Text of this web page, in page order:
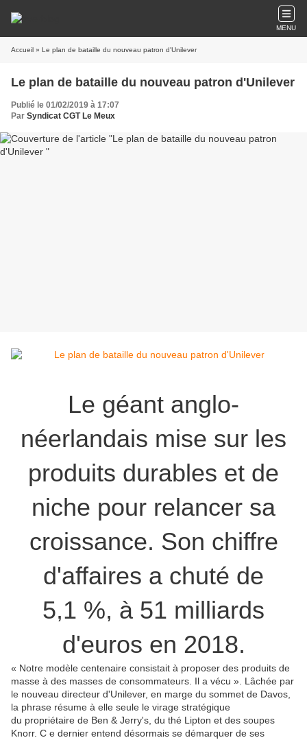
MENU
Accueil » Le plan de bataille du nouveau patron d'Unilever
Le plan de bataille du nouveau patron d'Unilever
Publié le 01/02/2019 à 17:07
Par Syndicat CGT Le Meux
Le géant anglo-
néerlandais mise sur les
produits durables et de
niche pour relancer sa
croissance. Son chiffre
d'affaires a chuté de
5,1 %, à 51 milliards
d'euros en 2018.
« Notre modèle centenaire consistait à proposer des produits de
masse à des masses de consommateurs. Il a vécu ». Lâchée par
le nouveau directeur d'Unilever, en marge du sommet de Davos,
la phrase résume à elle seule le virage stratégique
du propriétaire de Ben & Jerry's, du thé Lipton et des soupes
Knorr. C e dernier entend désormais se démarquer de ses